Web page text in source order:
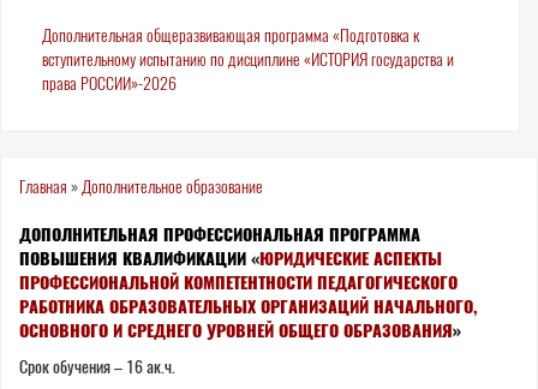
Дополнительная общеразвивающая программа «Подготовка к
вступительному испытанию по дисциплине «ИСТОРИЯ государства и
права РОССИИ»-2026
Вы
здесь
Главная » Дополнительное образование
ДОПОЛНИТЕЛЬНАЯ ПРОФЕССИОНАЛЬНАЯ ПРОГРАММА
ПОВЫШЕНИЯ КВАЛИФИКАЦИИ «ЮРИДИЧЕСКИЕ АСПЕКТЫ
ПРОФЕССИОНАЛЬНОЙ КОМПЕТЕНТНОСТИ ПЕДАГОГИЧЕСКОГО
РАБОТНИКА ОБРАЗОВАТЕЛЬНЫХ ОРГАНИЗАЦИЙ НАЧАЛЬНОГО,
ОСНОВНОГО И СРЕДНЕГО УРОВНЕЙ ОБЩЕГО ОБРАЗОВАНИЯ»
Срок обучения – 16 ак.ч.